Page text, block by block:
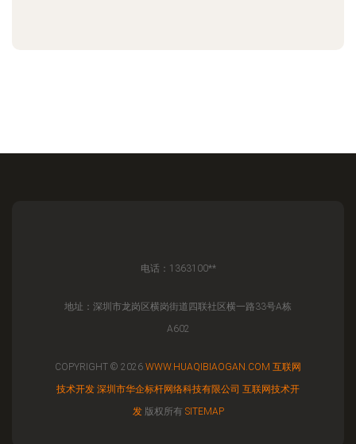
电话：1363100**
地址：深圳市龙岗区横岗街道四联社区横一路33号A栋
A602
COPYRIGHT © 2026 WWW.HUAQIBIAOGAN.COM 互联网
技术开发 深圳市华企标杆网络科技有限公司 互联网技术开
发版权所有 SITEMAP